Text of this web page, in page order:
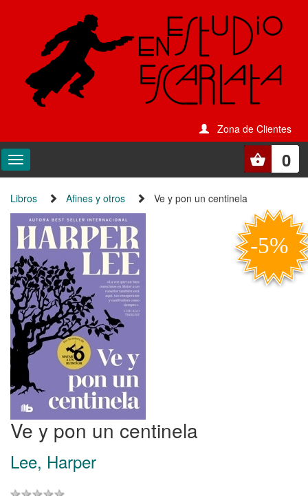
Zona de Clientes
0
Libros Afines y otros Ve y pon un centinela
Ve y pon un centinela
Lee, Harper